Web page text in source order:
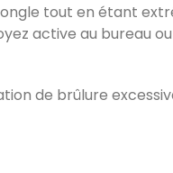
tout en étant
active au bureau
de brûlure